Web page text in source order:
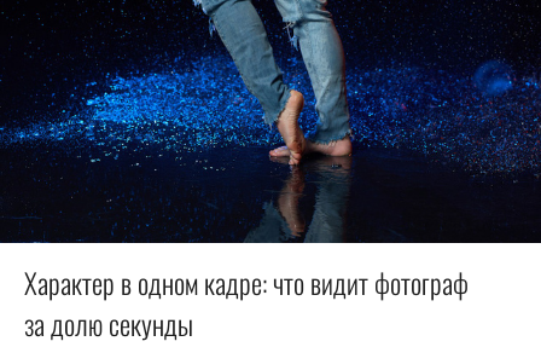
Характер в одном кадре: что видит фотограф
за долю секунды